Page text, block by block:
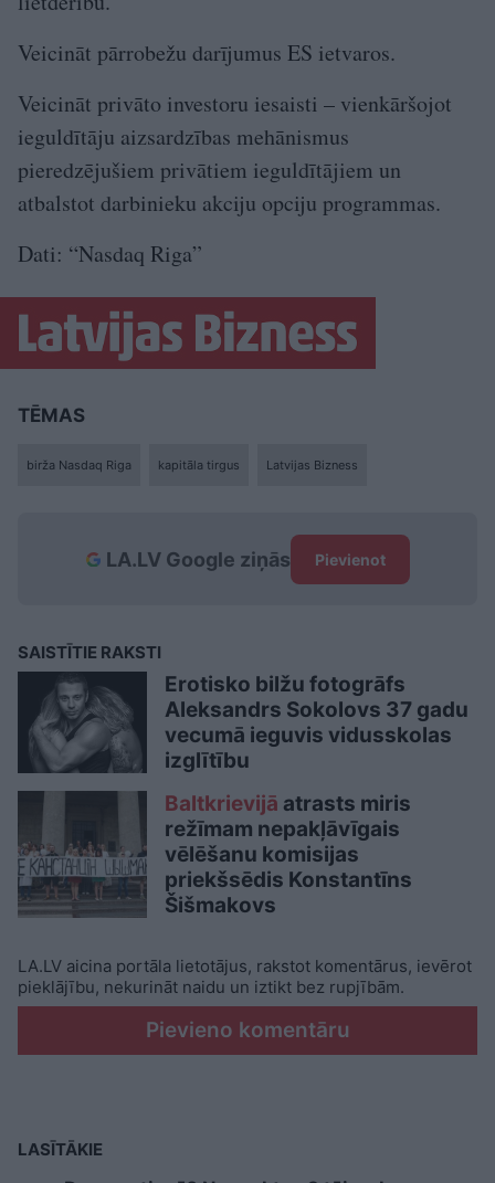
Veicināt pārrobežu darījumus ES ietvaros.
Veicināt privāto investoru iesaisti – vienkāršojot
ieguldītāju aizsardzības mehānismus
pieredzējušiem privātiem ieguldītājiem un
atbalstot darbinieku akciju opciju programmas.
Dati: “Nasdaq Riga”
TĒMAS
birža Nasdaq Riga kapitāla tirgus Latvijas Bizness
LA.LV Google ziņās Pievienot
SAISTĪTIE RAKSTI
Erotisko bilžu fotogrāfs
Aleksandrs Sokolovs 37 gadu
vecumā ieguvis vidusskolas
izglītību
Baltkrievijā atrasts miris
režīmam nepakļāvīgais
vēlēšanu komisijas
priekšsēdis Konstantīns
Šišmakovs
LA.LV aicina portāla lietotājus, rakstot komentārus, ievērot
pieklājību, nekurināt naidu un iztikt bez rupjībām.
Pievieno komentāru
LASĪTĀKIE